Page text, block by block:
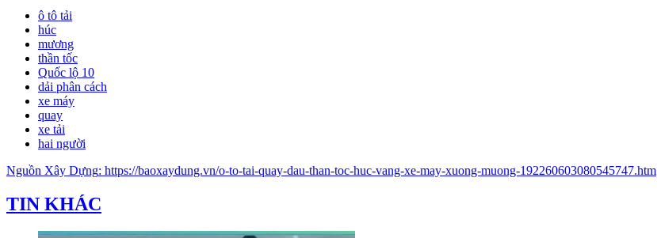
ô tô tải
húc
mương
thần tốc
Quốc lộ 10
dải phân cách
xe máy
quay
xe tải
hai người
Nguồn Xây Dựng: https://baoxaydung.vn/o-to-tai-quay-dau-than-toc-huc-vang-xe-may-xuong-muong-192260603080545747.htm
TIN KHÁC